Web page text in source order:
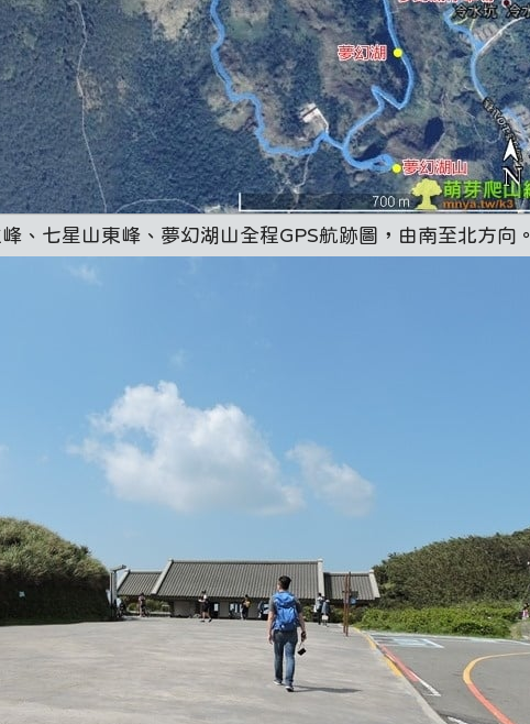
、七星山東峰、夢幻湖山全程GPS航跡圖，由南至北方向。